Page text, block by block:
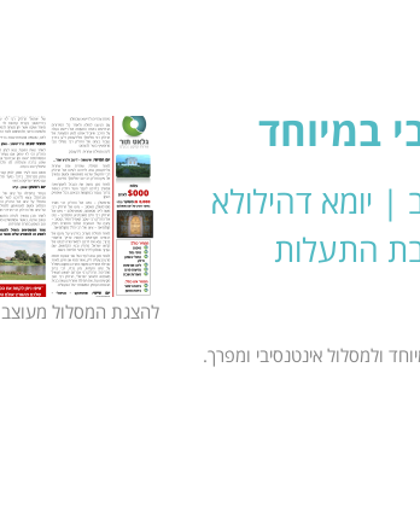
להצגת המסלול מעוצב
במיוחד
| יומא דהילולא
התעלות
ולמסלול אינטנסיבי ומפרך.